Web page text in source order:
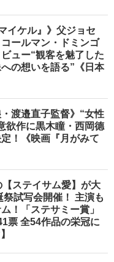
イケル』》父ジョセ
ールマン・ドミンゴ
ュー“観客を魅了した
の想いを語る”《日本
・渡邉直子監督》“女性
欲作に黒木瞳・西岡德
！《映画『月がみて
【ステイサム愛】が大
試写会開催！ 主演も
！「ステサミー賞」
票 全54作品の栄冠に